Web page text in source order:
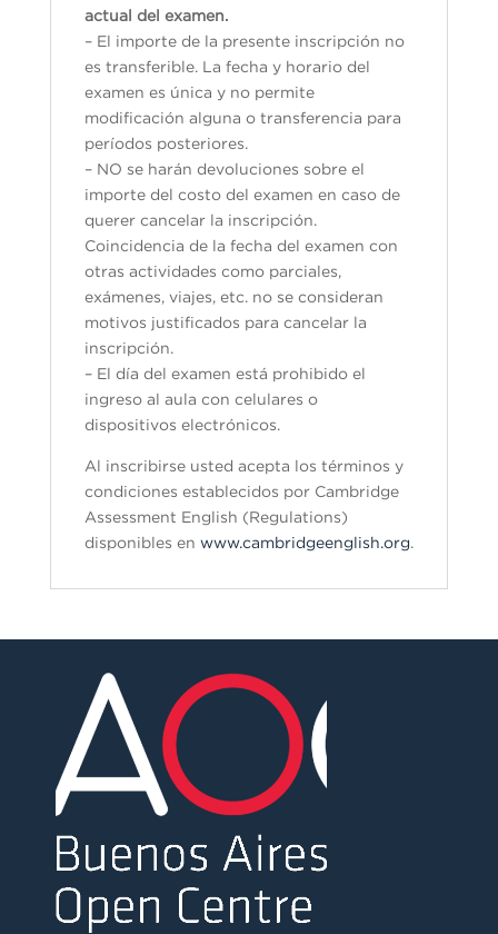
actual del examen.
– El importe de la presente inscripción no
es transferible. La fecha y horario del
examen es única y no permite
modificación alguna o transferencia para
períodos posteriores.
– NO se harán devoluciones sobre el
importe del costo del examen en caso de
querer cancelar la inscripción.
Coincidencia de la fecha del examen con
otras actividades como parciales,
exámenes, viajes, etc. no se consideran
motivos justificados para cancelar la
inscripción.
– El día del examen está prohibido el
ingreso al aula con celulares o
dispositivos electrónicos.
Al inscribirse usted acepta los términos y
condiciones establecidos por Cambridge
Assessment English (Regulations)
disponibles en www.cambridgeenglish.org.